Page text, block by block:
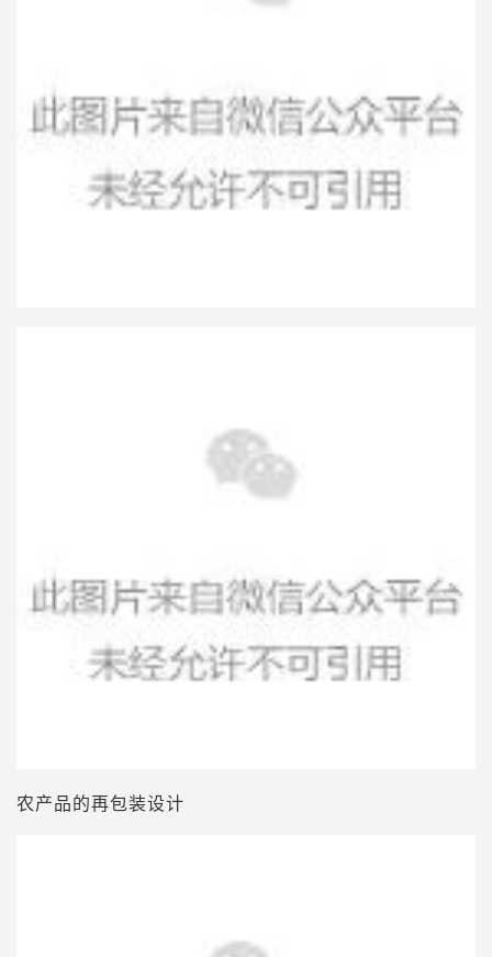
农产品的再包装设计